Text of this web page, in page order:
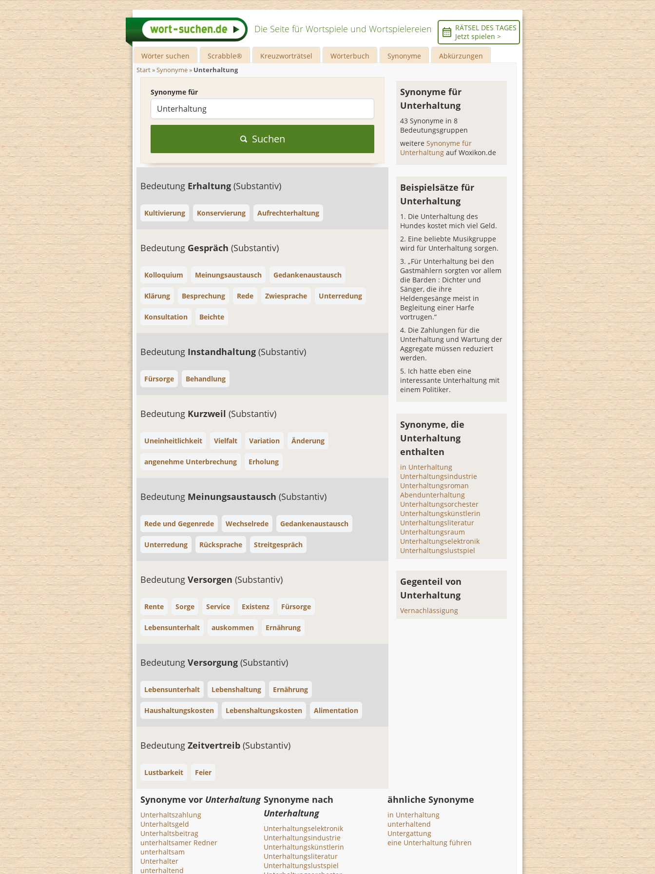
Die Seite für Wortspiele und Wortspielereien
RÄTSEL DES TAGES
Jetzt spielen >
Wörter suchen Scrabble® Kreuzworträtsel Wörterbuch Synonyme Abkürzungen
Start»Synonyme» Unterhaltung
Synonyme für
Suchen
Bedeutung Erhaltung (Substantiv)
Kultivierung Konservierung Aufrechterhaltung
Bedeutung Gespräch (Substantiv)
Kolloquium Meinungsaustausch Gedankenaustausch
Klärung Besprechung Rede Zwiesprache Unterredung
Konsultation Beichte
Bedeutung Instandhaltung (Substantiv)
Fürsorge Behandlung
Bedeutung Kurzweil (Substantiv)
Uneinheitlichkeit Vielfalt Variation Änderung
angenehme Unterbrechung Erholung
Bedeutung Meinungsaustausch (Substantiv)
Rede und Gegenrede Wechselrede Gedankenaustausch
Unterredung Rücksprache Streitgespräch
Bedeutung Versorgen (Substantiv)
Rente Sorge Service Existenz Fürsorge
Lebensunterhalt auskommen Ernährung
Bedeutung Versorgung (Substantiv)
Lebensunterhalt Lebenshaltung Ernährung
Haushaltungskosten Lebenshaltungskosten Alimentation
Bedeutung Zeitvertreib (Substantiv)
Lustbarkeit Feier
Synonyme für
Unterhaltung
43 Synonyme in 8
Bedeutungsgruppen
weitereSynonyme für
Unterhaltungauf Woxikon.de
Beispielsätze für
Unterhaltung
Die Unterhaltung des
Hundes kostet mich viel Geld.
Eine beliebte Musikgruppe
wird für Unterhaltung sorgen.
„Für Unterhaltung bei den
Gastmählern sorgten vor allem
die Barden : Dichter und
Sänger, die ihre
Heldengesänge meist in
Begleitung einer Harfe
vortrugen.“
Die Zahlungen für die
Unterhaltung und Wartung der
Aggregate müssen reduziert
werden.
Ich hatte eben eine
interessante Unterhaltung mit
einem Politiker.
Synonyme, die
Unterhaltung
enthalten
in Unterhaltung
Unterhaltungsindustrie
Unterhaltungsroman
Abendunterhaltung
Unterhaltungsorchester
Unterhaltungskünstlerin
Unterhaltungsliteratur
Unterhaltungsraum
Unterhaltungselektronik
Unterhaltungslustspiel
Gegenteil von
Unterhaltung
Vernachlässigung
Synonyme vor Unterhaltung
Unterhaltszahlung
Unterhaltsgeld
Unterhaltsbeitrag
unterhaltsamer Redner
unterhaltsam
Unterhalter
unterhaltend
Synonyme nach
Unterhaltung
Unterhaltungselektronik
Unterhaltungsindustrie
Unterhaltungskünstlerin
Unterhaltungsliteratur
Unterhaltungslustspiel
ähnliche Synonyme
in Unterhaltung
unterhaltend
Untergattung
eine Unterhaltung führen